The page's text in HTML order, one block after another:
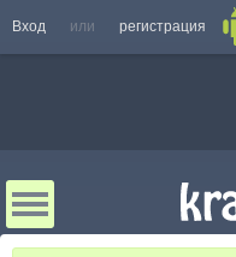
Вход или регистрация